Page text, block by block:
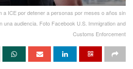
a ICE por detener a personas por meses o años sin
una audiencia. Foto Facebook U.S. Immigration and
Customs Enforcement